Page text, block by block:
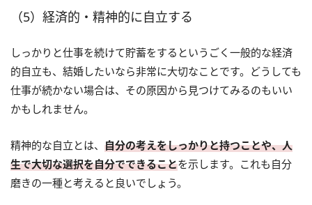
（5）経済的・精神的に自立する
しっかりと仕事を続けて貯蓄をするというごく一般的な経済
的自立も、結婚したいなら非常に大切なことです。どうしても
仕事が続かない場合は、その原因から見つけてみるのもいい
かもしれません。
精神的な自立とは、 自分の考えをしっかりと持つことや、人
生で大切な選択を自分でできることを示します。これも自分
磨きの一種と考えると良いでしょう。